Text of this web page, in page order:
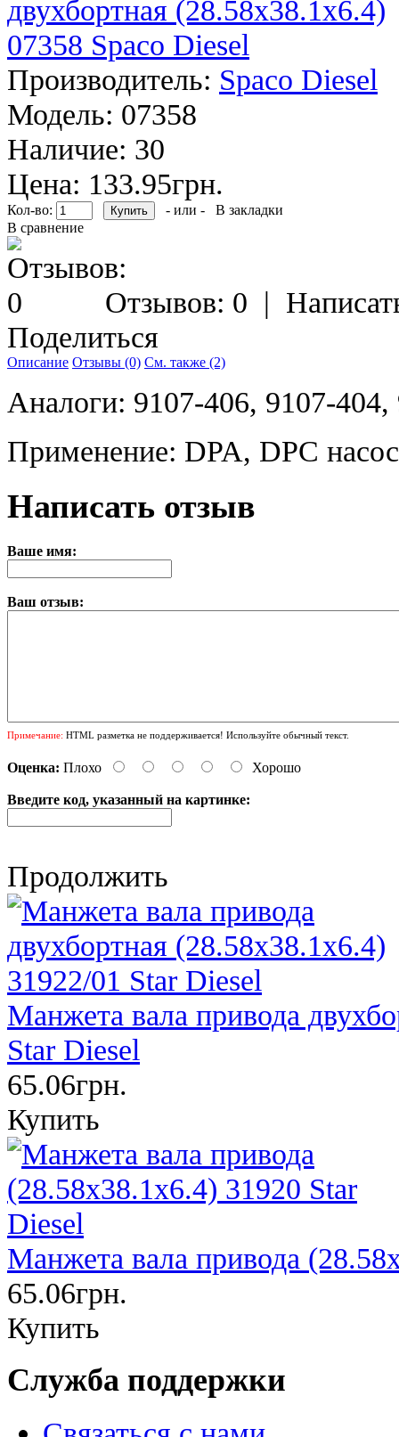
Производитель: Spaco Diesel
Модель: 07358
Наличие: 30
Цена: 133.95грн.
Кол-во: - или -
В закладки
В сравнение
Отзывов: 0 |
Поделиться
Описание Отзывы (0) См. также (2)
Аналоги: 9107-406, 9107-404,
Применение: DPA, DPC
Написать отзыв
Ваше имя:
Ваш отзыв:
Примечание: HTML разметка не поддерживается! Используйте обычный текст.
Оценка: Плохо Хорошо
Введите код, указанный на картинке:
Продолжить
Манжета вала привода
Star Diesel
65.06грн.
Купить
Манжета вала привода
65.06грн.
Купить
Служба поддержки